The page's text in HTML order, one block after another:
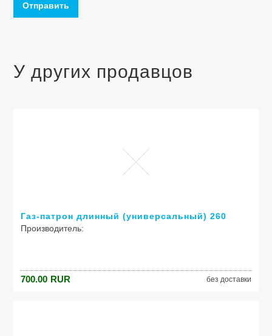
Отправить
У других продавцов
Газ-патрон длинный (универсальный) 260
Производитель:
700.00 RUR без доставки